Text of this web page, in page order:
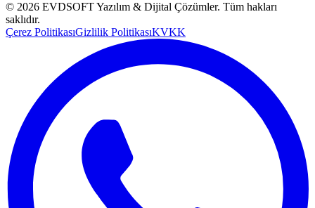
© 2026 EVDSOFT Yazılım & Dijital Çözümler. Tüm hakları
saklıdır.
Çerez PolitikasıGizlilik PolitikasıKVKK